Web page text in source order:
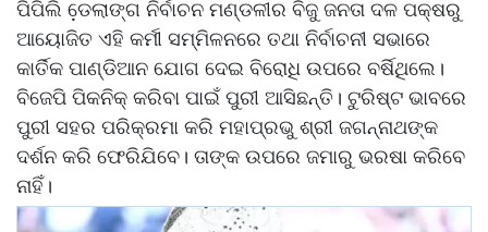
ପିପିଲି ଡେ଼ଲାଙ୍ଗ ନିର୍ବାଚନ ମଣ୍ଡଳୀର ବିଜୁ ଜନତା ଦଳ ପକ୍ଷରୁ
ଆୟୋଜିତ ଏହି କର୍ମୀ ସମ୍ମିଳନରେ ତଥା ନିର୍ବାଚନୀ ସଭାରେ
କାର୍ତିକ ପାଣ୍ଡିଆନ ଯୋଗ ଦେଇ ବିରୋଧି ଉପରେ ବର୍ଷିଥିଲେ।
ବିଜେପି ପିକନିକ୍‌ କରିବା ପାଇଁ ପୁରୀ ଆସିଛନ୍ତି। ଟୁରିଷ୍ଟ ଭାବରେ
ପୁରୀ ସହର ପରିକ୍ରମା କରି ମହାପ୍ରଭୁ ଶ୍ରୀ ଜଗନ୍ନାଥଙ୍କ
ଦର୍ଶନ କରି ଫେରିଯିବେ। ତାଙ୍କ ଉପରେ ଜମାରୁ ଭରଷା କରିବେ
ନାହିଁ।